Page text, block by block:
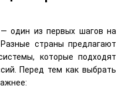
один из первых шагов на
страны предлагают
которые подходят
Перед тем как выбрать